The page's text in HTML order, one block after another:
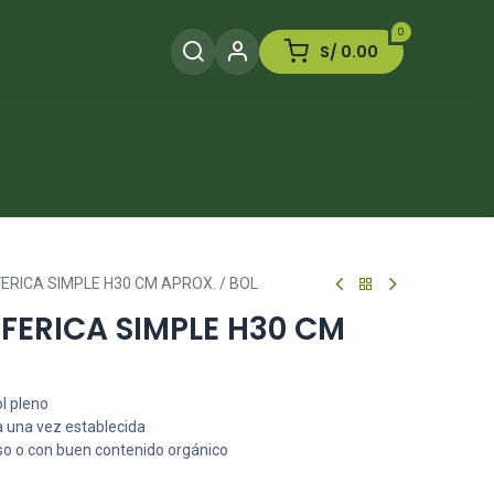
0
S/ 0.00
SIMPLE H30 CM APROX. / BOL
SIMPLE H30 CM
pleno
una vez establecida
o con buen contenido orgánico